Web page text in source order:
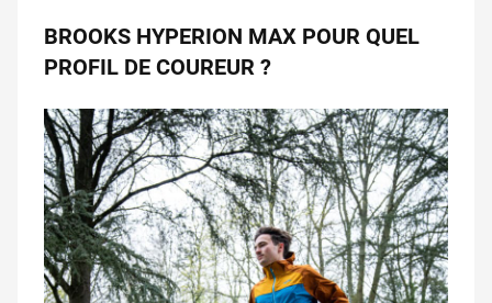
BROOKS HYPERION MAX POUR QUEL
PROFIL DE COUREUR ?